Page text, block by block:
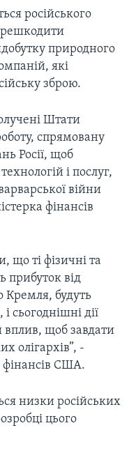
російського
природного
які
зброю.
Штати
спрямовану
Росії, щоб
і послуг,
війни
фінансів
що ті фізичні та
прибуток від
Кремля, будуть
сьогоднішні дії
щоб завдати
олігархів”, -
фінансів США.
низки російських
цього